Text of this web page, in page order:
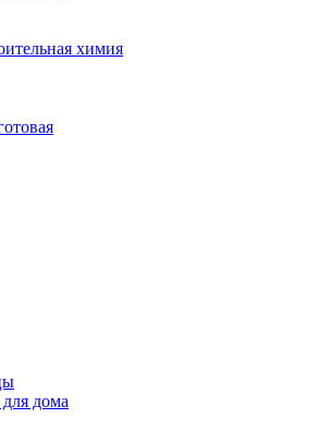
химия
дома